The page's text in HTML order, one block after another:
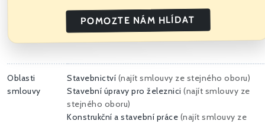
POMOZTE NÁM HLÍDAT
Oblasti
smlouvy
Stavebnictví (najít smlouvy ze stejného oboru)
Stavební úpravy pro železnici (najít smlouvy ze
stejného oboru)
Konstrukční a stavební práce (najít smlouvy ze